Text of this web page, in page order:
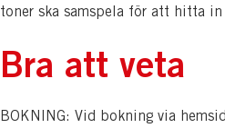
toner ska samspela för att hitta
Bra att veta
BOKNING: Vid bokning via